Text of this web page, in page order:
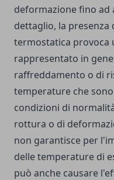
deformazione fino ad
dettaglio, la presenza
termostatica provoca
rappresentato in
raffreddamento o di
temperature che
condizioni di
rottura o di
non garantisce per
delle temperature di
può anche causare